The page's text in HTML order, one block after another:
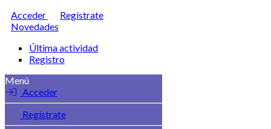
Acceder
Regístrate
Novedades
Última actividad
Registro
Menú
Acceder
Regístrate